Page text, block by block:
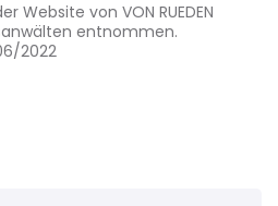
Juristen mit
sind unsere Mandanten
Website von VON RUEDEN
entnommen.
2022